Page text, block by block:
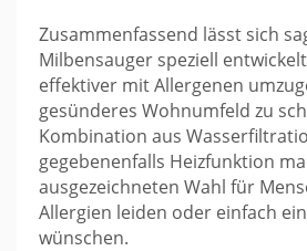
Zusammenfassend lässt sich
Milbensauger speziell
effektiver mit Allergenen
gesünderes Wohnumfeld zu
Kombination aus
gegebenenfalls Heizfunktion
ausgezeichneten Wahl für
Allergien leiden oder einfach
wünschen.